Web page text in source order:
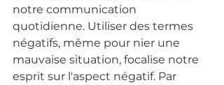
notre communication
quotidienne. Utiliser des termes
négatifs, même pour nier une
mauvaise situation, focalise notre
esprit sur l'aspect négatif. Par